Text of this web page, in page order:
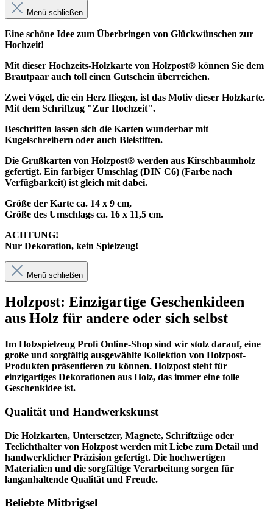
Menü schließen
Eine schöne Idee zum Überbringen von Glückwünschen zur
Hochzeit!
Mit dieser Hochzeits-Holzkarte von Holzpost® können Sie dem
Brautpaar auch toll einen Gutschein überreichen.
Zwei Vögel, die ein Herz fliegen, ist das Motiv dieser Holzkarte.
Mit dem Schriftzug "Zur Hochzeit".
Beschriften lassen sich die Karten wunderbar mit
Kugelschreibern oder auch Bleistiften.
Die Grußkarten von Holzpost® werden aus Kirschbaumholz
gefertigt. Ein farbiger Umschlag (DIN C6) (Farbe nach
Verfügbarkeit) ist gleich mit dabei.
Größe der Karte ca. 14 x 9 cm,
Größe des Umschlags ca. 16 x 11,5 cm.
ACHTUNG!
Nur Dekoration, kein Spielzeug!
Menü schließen
Holzpost: Einzigartige Geschenkideen
aus Holz für andere oder sich selbst
Im Holzspielzeug Profi Online-Shop sind wir stolz darauf, eine
große und sorgfältig ausgewählte Kollektion von Holzpost-
Produkten präsentieren zu können. Holzpost steht für
einzigartiges Dekorationen aus Holz, das immer eine tolle
Geschenkidee ist.
Qualität und Handwerkskunst
Die Holzkarten, Untersetzer, Magnete, Schriftzüge oder
Teelichthalter von Holzpost werden mit Liebe zum Detail und
handwerklicher Präzision gefertigt. Die hochwertigen
Materialien und die sorgfältige Verarbeitung sorgen für
langanhaltende Qualität und Freude.
Beliebte Mitbrigsel